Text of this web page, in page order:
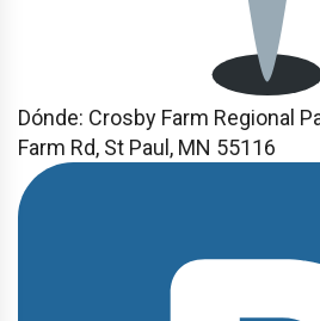
Dónde: Crosby Farm Regional
Farm Rd, St Paul, MN 55116